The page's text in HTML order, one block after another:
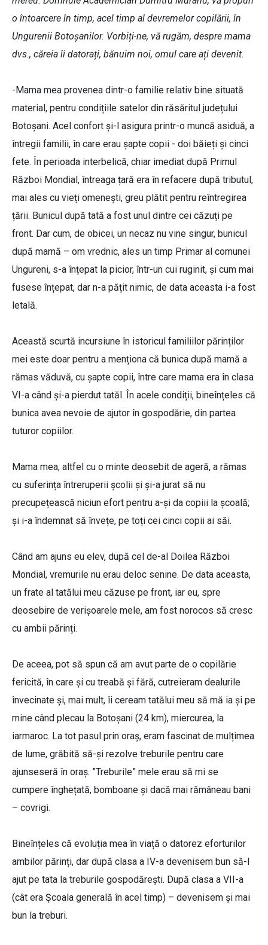
o întoarcere în timp, acel timp al devremelor copilării, în
Ungurenii Botoșanilor. Vorbiți-ne, vă rugăm, despre mama
dvs., căreia îi datorați, bănuim noi, omul care ați devenit.
-Mama mea provenea dintr-o familie relativ bine situată
material, pentru condițiile satelor din răsăritul județului
Botoșani. Acel confort și-l asigura printr-o muncă asiduă, a
întregii familii, în care erau șapte copii - doi băieți și cinci
fete. În perioada interbelică, chiar imediat după Primul
Război Mondial, întreaga țară era în refacere după tributul,
mai ales cu vieți omenești, greu plătit pentru reîntregirea
țării. Bunicul după tată a fost unul dintre cei căzuți pe
front. Dar cum, de obicei, un necaz nu vine singur, bunicul
după mamă – om vrednic, ales un timp Primar al comunei
Ungureni, s-a înțepat la picior, într-un cui ruginit, și cum mai
fusese înțepat, dar n-a pățit nimic, de data aceasta i-a fost
letală.
Această scurtă incursiune în istoricul familiilor părinților
mei este doar pentru a menționa că bunica după mamă a
rămas văduvă, cu șapte copii, între care mama era în clasa
VI-a când și-a pierdut tatăl. În acele condiții, bineînțeles că
bunica avea nevoie de ajutor în gospodărie, din partea
tuturor copiilor.
Mama mea, altfel cu o minte deosebit de ageră, a rămas
cu suferința întreruperii școlii și și-a jurat să nu
precupețească niciun efort pentru a-și da copiii la școală;
și i-a îndemnat să învețe, pe toți cei cinci copii ai săi.
Când am ajuns eu elev, după cel de-al Doilea Război
Mondial, vremurile nu erau deloc senine. De data aceasta,
un frate al tatălui meu căzuse pe front, iar eu, spre
deosebire de verișoarele mele, am fost norocos să cresc
cu ambii părinți.
De aceea, pot să spun că am avut parte de o copilărie
fericită, în care și cu treabă și fără, cutreieram dealurile
învecinate și, mai mult, îi ceream tatălui meu să mă ia și pe
mine când plecau la Botoșani (24 km), miercurea, la
iarmaroc. La tot pasul prin oraș, eram fascinat de mulțimea
de lume, grăbită să-și rezolve treburile pentru care
ajunseseră în oraș. ”Treburile” mele erau să mi se
cumpere înghețată, bomboane și dacă mai rămâneau bani
– covrigi.
Bineînțeles că evoluția mea în viață o datorez eforturilor
ambilor părinți, dar după clasa a IV-a devenisem bun să-l
ajut pe tata la treburile gospodărești. După clasa a VII-a
(cât era Școala generală în acel timp) – devenisem și mai
bun la treburi.